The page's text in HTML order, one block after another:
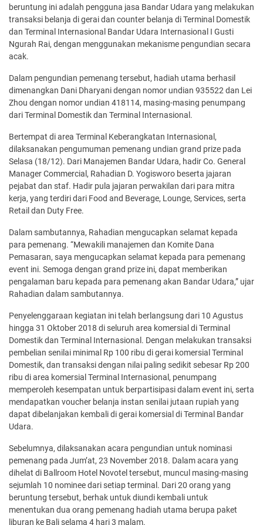
beruntung ini adalah pengguna jasa Bandar Udara yang melakukan
transaksi belanja di gerai dan counter belanja di Terminal Domestik
dan Terminal Internasional Bandar Udara Internasional I Gusti
Ngurah Rai, dengan menggunakan mekanisme pengundian secara
acak.
Dalam pengundian pemenang tersebut, hadiah utama berhasil
dimenangkan Dani Dharyani dengan nomor undian 935522 dan Lei
Zhou dengan nomor undian 418114, masing-masing penumpang
dari Terminal Domestik dan Terminal Internasional.
Bertempat di area Terminal Keberangkatan Internasional,
dilaksanakan pengumuman pemenang undian grand prize pada
Selasa (18/12). Dari Manajemen Bandar Udara, hadir Co. General
Manager Commercial, Rahadian D. Yogisworo beserta jajaran
pejabat dan staf. Hadir pula jajaran perwakilan dari para mitra
kerja, yang terdiri dari Food and Beverage, Lounge, Services, serta
Retail dan Duty Free.
Dalam sambutannya, Rahadian mengucapkan selamat kepada
para pemenang. “Mewakili manajemen dan Komite Dana
Pemasaran, saya mengucapkan selamat kepada para pemenang
event ini. Semoga dengan grand prize ini, dapat memberikan
pengalaman baru kepada para pemenang akan Bandar Udara,” ujar
Rahadian dalam sambutannya.
Penyelenggaraan kegiatan ini telah berlangsung dari 10 Agustus
hingga 31 Oktober 2018 di seluruh area komersial di Terminal
Domestik dan Terminal Internasional. Dengan melakukan transaksi
pembelian senilai minimal Rp 100 ribu di gerai komersial Terminal
Domestik, dan transaksi dengan nilai paling sedikit sebesar Rp 200
ribu di area komersial Terminal Internasional, penumpang
memperoleh kesempatan untuk berpartisipasi dalam event ini, serta
mendapatkan voucher belanja instan senilai jutaan rupiah yang
dapat dibelanjakan kembali di gerai komersial di Terminal Bandar
Udara.
Sebelumnya, dilaksanakan acara pengundian untuk nominasi
pemenang pada Jum’at, 23 November 2018. Dalam acara yang
dihelat di Ballroom Hotel Novotel tersebut, muncul masing-masing
sejumlah 10 nominee dari setiap terminal. Dari 20 orang yang
beruntung tersebut, berhak untuk diundi kembali untuk
menentukan dua orang pemenang hadiah utama berupa paket
liburan ke Bali selama 4 hari 3 malam.